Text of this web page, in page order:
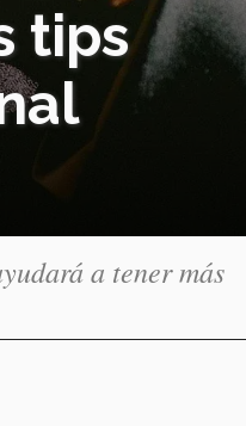
tips
a tener más